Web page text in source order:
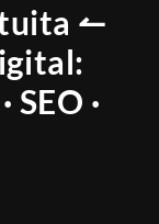
↼
SEO ·